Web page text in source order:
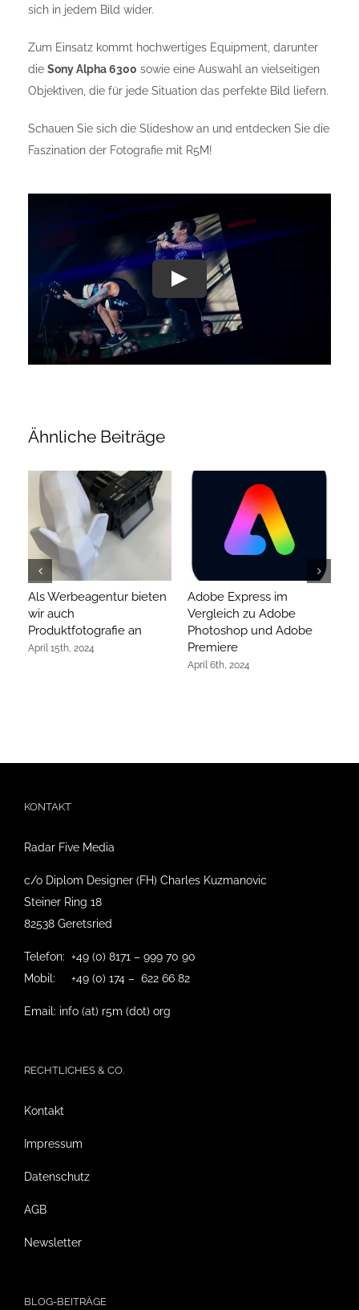
sich in jedem Bild wider.
Zum Einsatz kommt hochwertiges Equipment, darunter
die Sony Alpha 6300 sowie eine Auswahl an vielseitigen
Objektiven, die für jede Situation das perfekte Bild liefern.
Schauen Sie sich die Slideshow an und entdecken Sie die
Faszination der Fotografie mit R5M!
Ähnliche Beiträge
Als Werbeagentur bieten
wir auch
Produktfotografie an
April 15th, 2024
Adobe Express im
Vergleich zu Adobe
Photoshop und Adobe
Premiere
April 6th, 2024
KONTAKT
Radar Five Media
c/o Diplom Designer (FH) Charles Kuzmanovic
Steiner Ring 18
82538 Geretsried
Telefon: +49 (0) 8171 – 999 70 90
Mobil: +49 (0) 174 – 622 66 82
Email: info (at) r5m (dot) org
RECHTLICHES & CO.
Kontakt
Impressum
Datenschutz
AGB
Newsletter
BLOG-BEITRÄGE